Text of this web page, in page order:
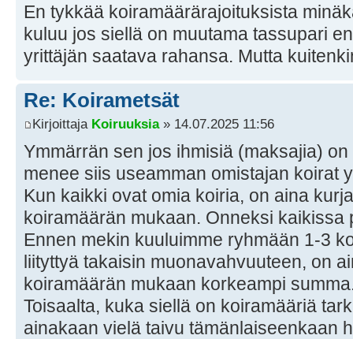
En tykkää koiramäärärajoituksista
kuluu jos siellä on muutama tassupari
yrittäjän saatava rahansa. Mutta
Re: Koirametsät
Kirjoittaja Koiruuksia» 14.07.2025 11:56
Ymmärrän sen jos ihmisiä (maksajia)
menee siis useamman omistajan koirat
Kun kaikki ovat omia koiria, on aina
koiramäärän mukaan. Onneksi kaikissa
Ennen mekin kuuluimme ryhmään 1-3
liityttyä takaisin muonavahvuuteen, on
koiramäärän mukaan korkeampi
Toisaalta, kuka siellä on koiramääriä
ainakaan vielä taivu tämänlaiseenkaan